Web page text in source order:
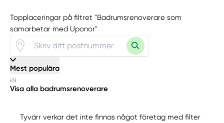
Topplaceringar på filtret "Badrumsrenoverare som
samarbetar med Uponor"
Mest populära
Visa alla badrumsrenoverare
Tyvärr verkar det inte finnas något företag med filter